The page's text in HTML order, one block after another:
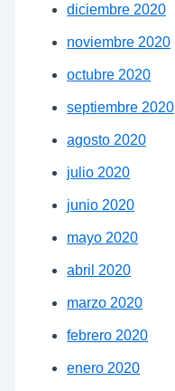
diciembre 2020
noviembre 2020
octubre 2020
septiembre 2020
agosto 2020
julio 2020
junio 2020
mayo 2020
abril 2020
marzo 2020
febrero 2020
enero 2020